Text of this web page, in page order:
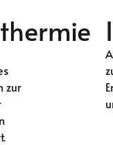
zur